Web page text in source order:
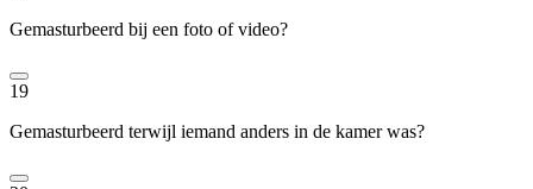
Gemasturbeerd bij een foto of video?
19
Gemasturbeerd terwijl iemand anders in de kamer was?